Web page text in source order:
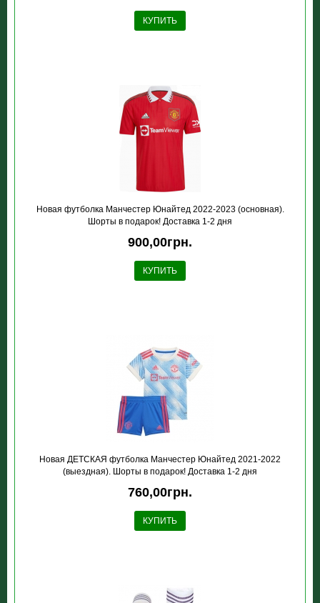
КУПИТЬ
Новая футболка Манчестер Юнайтед 2022-2023 (основная).
Шорты в подарок! Доставка 1-2 дня
900,00грн.
КУПИТЬ
Новая ДЕТСКАЯ футболка Манчестер Юнайтед 2021-2022
(выездная). Шорты в подарок! Доставка 1-2 дня
760,00грн.
КУПИТЬ